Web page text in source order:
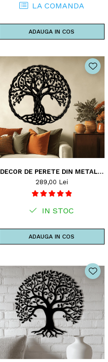
LA COMANDA
ADAUGA IN COS
DECOR DE PERETE DIN METAL -
POMUL VIETII - TREE7
289,00 Lei
IN STOC
ADAUGA IN COS